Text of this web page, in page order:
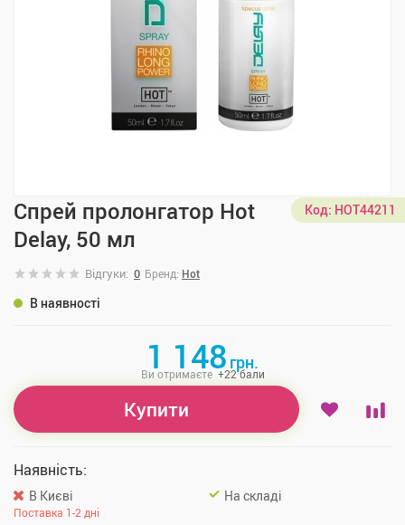
Спрей пролонгатор Hot
Delay, 50 мл
Код: HOT44211
Відгуки: 0 Бренд: Hot
В наявності
1 148 грн.
Ви отримаєте +22 бали
Купити
Наявність:
В Києві
Поставка 1-2 дні
На складі